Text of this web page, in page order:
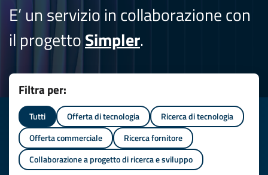
E’ un servizio in collaborazione con
il progettoSimpler.
Filtra per:
Tutti Offerta di tecnologia
Ricerca di tecnologia
Offerta commerciale
Ricerca fornitore
Collaborazione a progetto di ricerca e sviluppo